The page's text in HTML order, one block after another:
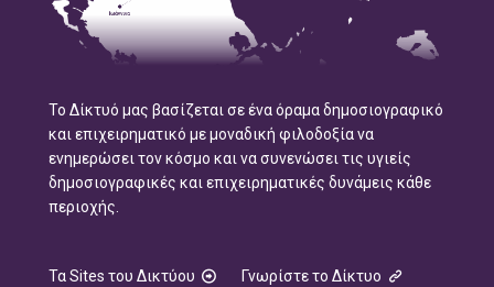
Το Δίκτυό μας βασίζεται σε ένα όραμα δημοσιογραφικό
και επιχειρηματικό με μοναδική φιλοδοξία να
ενημερώσει τον κόσμο και να συνενώσει τις υγιείς
δημοσιογραφικές και επιχειρηματικές δυνάμεις κάθε
περιοχής.
Τα Sites του Δικτύου Γνωρίστε το Δίκτυο